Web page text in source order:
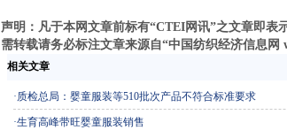
声明：凡于本网文章前标有“CTEI网讯”之文章即表
需转载请务必标注文章来源自“中国纺织经济信息网
相关文章
·质检总局：婴童服装等510批次产品不符合标准要求
·生育高峰带旺婴童服装销售